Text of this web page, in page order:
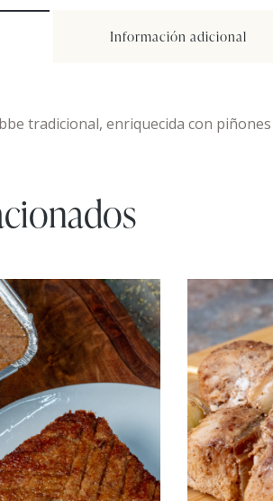
Información adicional
tradicional, enriquecida con